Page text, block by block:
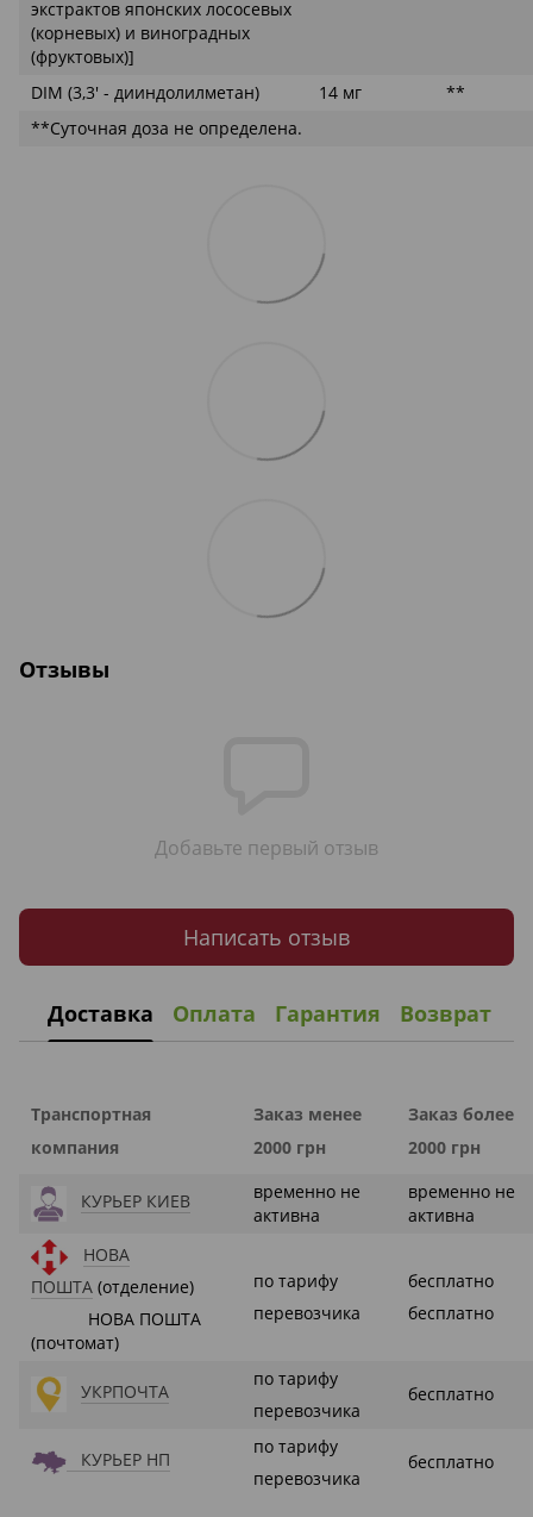
экстрактов японских лососевых
(корневых) и виноградных
(фруктовых)]
DIM (3,3' - дииндолилметан) 14 мг
**
**Суточная доза не определена.
Отзывы
Добавьте первый отзыв
Написать отзыв
Доставка Оплата Гарантия Возврат
Транспортная
компания
Заказ менее
2000 грн
Заказ более
2000 грн
КУРЬЕР КИЕВ
временно не
активна
временно не
активна
НОВА
ПОШТА (отделение)
НОВА ПОШТА
(почтомат)
по тарифу
перевозчика
бесплатно
бесплатно
УКРПОЧТА
по тарифу
перевозчика
бесплатно
КУРЬЕР НП
по тарифу
перевозчика
бесплатно